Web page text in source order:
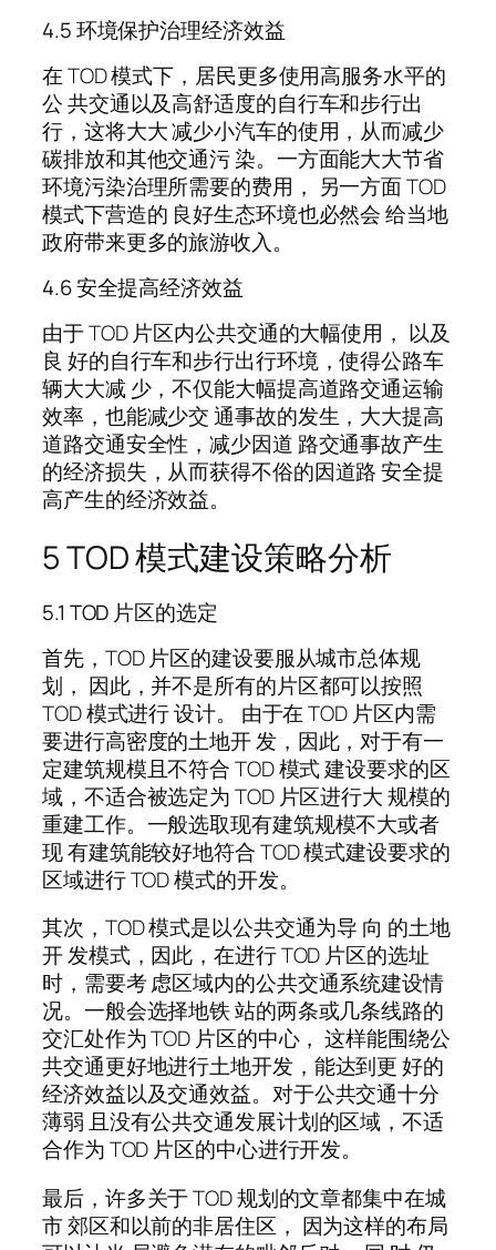
4.5 环境保护治理经济效益
在 TOD 模式下，居民更多使用高服务水平的
公 共交通以及高舒适度的自行车和步行出
行，这将大大 减少小汽车的使用，从而减少
碳排放和其他交通污 染。一方面能大大节省
环境污染治理所需要的费用， 另一方面 TOD
模式下营造的 良好生态环境也必然会 给当地
政府带来更多的旅游收入。
4.6 安全提高经济效益
由于 TOD 片区内公共交通的大幅使用， 以及
良 好的自行车和步行出行环境，使得公路车
辆大大减 少，不仅能大幅提高道路交通运输
效率，也能减少交 通事故的发生，大大提高
道路交通安全性，减少因道 路交通事故产生
的经济损失，从而获得不俗的因道路 安全提
高产生的经济效益。
5 TOD 模式建设策略分析
5.1 TOD 片区的选定
首先，TOD 片区的建设要服从城市总体规
划， 因此，并不是所有的片区都可以按照
TOD 模式进行 设计。 由于在 TOD 片区内需
要进行高密度的土地开 发，因此，对于有一
定建筑规模且不符合 TOD 模式 建设要求的区
域，不适合被选定为 TOD 片区进行大 规模的
重建工作。一般选取现有建筑规模不大或者
现 有建筑能较好地符合 TOD 模式建设要求的
区域进行 TOD 模式的开发。
其次，TOD 模式是以公共交通为导 向 的土地
开 发模式，因此，在进行 TOD 片区的选址
时，需要考 虑区域内的公共交通系统建设情
况。一般会选择地铁 站的两条或几条线路的
交汇处作为 TOD 片区的中心， 这样能围绕公
共交通更好地进行土地开发，能达到更 好的
经济效益以及交通效益。对于公共交通十分
薄弱 且没有公共交通发展计划的区域，不适
合作为 TOD 片区的中心进行开发。
最后，许多关于 TOD 规划的文章都集中在城
市 郊区和以前的非居住区， 因为这样的布局